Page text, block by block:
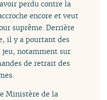
perdu contre la
encore et veut
suprême. Derrière
il y a pourtant des
jeu, notamment sur
de retrait des
Ministère de la